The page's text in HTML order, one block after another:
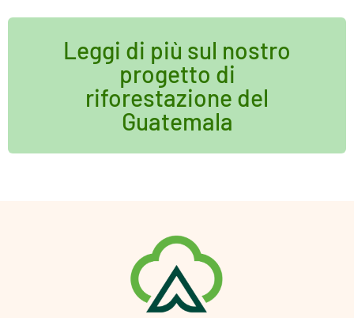
Leggi di più sul nostro
progetto di
riforestazione del
Guatemala